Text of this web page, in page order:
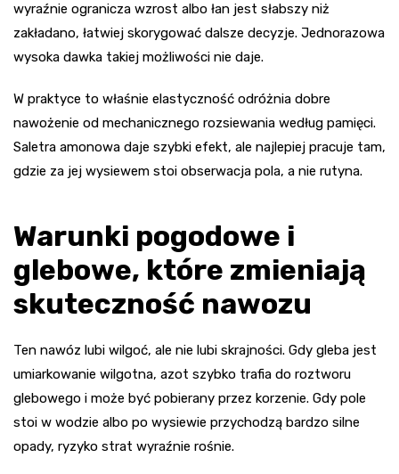
wyraźnie ogranicza wzrost albo łan jest słabszy niż
zakładano, łatwiej skorygować dalsze decyzje. Jednorazowa
wysoka dawka takiej możliwości nie daje.
W praktyce to właśnie elastyczność odróżnia dobre
nawożenie od mechanicznego rozsiewania według pamięci.
Saletra amonowa daje szybki efekt, ale najlepiej pracuje tam,
gdzie za jej wysiewem stoi obserwacja pola, a nie rutyna.
Warunki pogodowe i
glebowe, które zmieniają
skuteczność nawozu
Ten nawóz lubi wilgoć, ale nie lubi skrajności. Gdy gleba jest
umiarkowanie wilgotna, azot szybko trafia do roztworu
glebowego i może być pobierany przez korzenie. Gdy pole
stoi w wodzie albo po wysiewie przychodzą bardzo silne
opady, ryzyko strat wyraźnie rośnie.